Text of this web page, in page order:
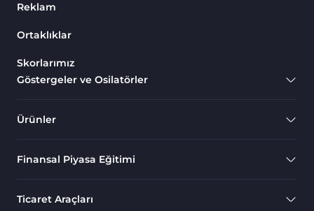
Göstergeleri
Bantlar ve Kanallar MT4
Göstergeleri
Kurumsal Hisse Piyasası MT4
MT4 için Hareketli Göstergeleri
Scalping MT4 Göstergeleri
Göstergeleri
Reklam
Ortaklıklar
Skorlarımız
Göstergeler ve Osilatörler
Ürünler
Finansal Piyasa Eğitimi
Ticaret Araçları